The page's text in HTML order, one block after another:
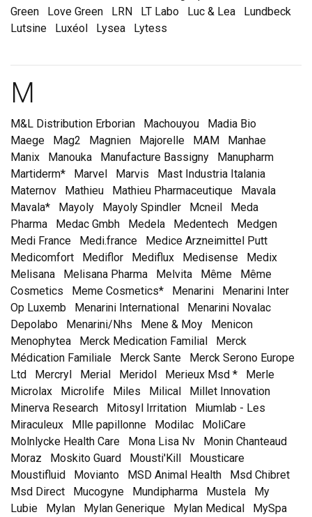
Green
Love Green LRN LT Labo Luc & Lea
Lundbeck
Lutsine
Luxéol Lysea Lytess
Marques et
M
M&L Distribution Erborian Machouyou
Madia Bio
Maege
Mag2 Magnien Majorelle MAM
Manhae
Manix
Manouka Manufacture Bassigny
Manupharm
Martiderm*
Marvel Marvis
Mast Industria Italania
Maternov
Mathieu Mathieu Pharmaceutique
Mavala
Mavala*
Mayoly Mayoly Spindler Mcneil
Meda
Pharma
Medac Gmbh Medela Medentech
Medgen
Medi France
Medi.france
Medice Arzneimittel Putt
Medicomfort
Mediflor Mediflux Medisense
Medix
Melisana
Melisana Pharma Melvita Même
Même
Cosmetics
Meme Cosmetics* Menarini
Menarini Inter
Op Luxemb
Menarini International
Menarini Novalac
Depolabo
Menarini/Nhs Mene & Moy
Menicon
Menophytea
Merck Medication Familial
Merck
Médication Familiale
Merck Sante
Merck Serono Europe
Ltd
Mercryl Merial Meridol Merieux Msd *
Merle
Microlax
Microlife Miles Milical
Millet Innovation
Minerva Research
Mitosyl Irritation
Miumlab - Les
Miraculeux
Mlle papillonne Modilac
MoliCare
Molnlycke Health Care
Mona Lisa Nv
Monin Chanteaud
Moraz
Moskito Guard Mousti'Kill
Mousticare
Moustifluid
Movianto MSD Animal Health
Msd Chibret
Msd Direct
Mucogyne Mundipharma Mustela
My
Lubie
Mylan Mylan Generique Mylan Medical
MySpa